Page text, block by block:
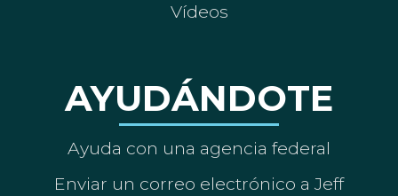
Vídeos
AYUDÁNDOTE
Ayuda con una agencia federal
Enviar un correo electrónico a Jeff